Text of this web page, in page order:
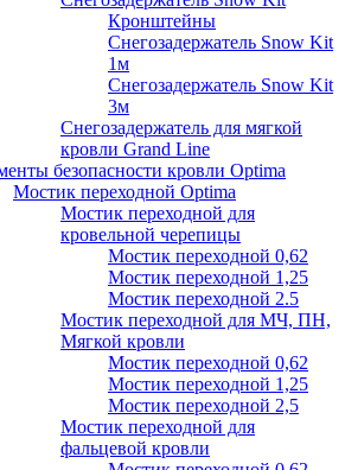
Кронштейны
Снегозадержатель Snow Kit
1м
Снегозадержатель Snow Kit
3м
Снегозадержатель для мягкой
кровли Grand Line
безопасности кровли Optima
Мостик переходной Optima
Мостик переходной для
кровельной черепицы
Мостик переходной 0,62
Мостик переходной 1,25
Мостик переходной 2.5
Мостик переходной для МЧ, ПН,
Мягкой кровли
Мостик переходной 0,62
Мостик переходной 1,25
Мостик переходной 2,5
Мостик переходной для
фальцевой кровли